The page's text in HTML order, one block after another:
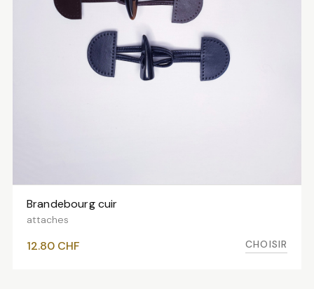
VOIR LES VARIANTES
Brandebourg cuir
attaches
12.80 CHF CHOISIR